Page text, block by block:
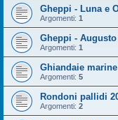
Gheppi - Luna e
Argomenti: 1
Gheppi -
Argomenti: 1
Ghiandaie marine
Argomenti: 5
Rondoni pallidi
Argomenti: 2